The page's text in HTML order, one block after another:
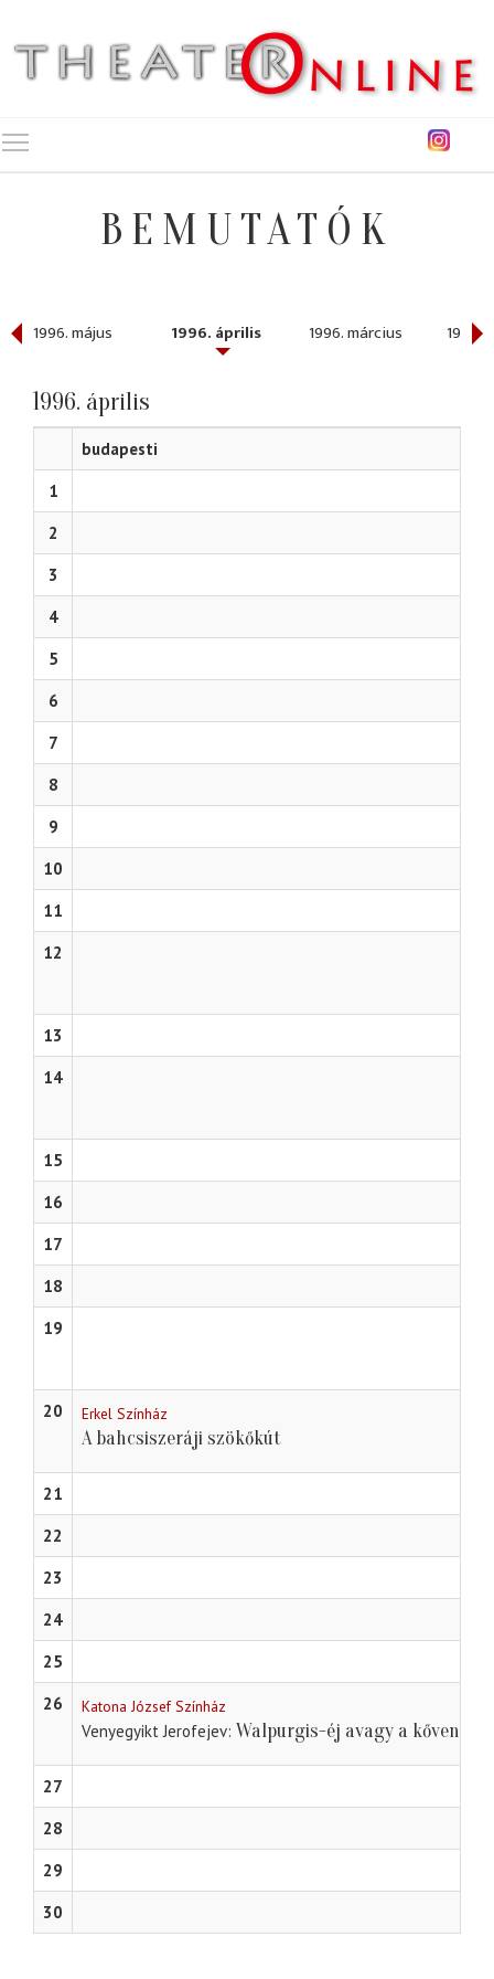
BEMUTATÓK
1996. május 1996. április 1996. március 1996.
1996. április
budapesti
1
2
3
4
5
6
7
8
9
10
11
12
13
14
15
16
17
18
19
20 Erkel Színház
A bahcsiszeráji szökőkút
21
22
23
24
25
26
Katona József Színház
Venyegyikt Jerofejev Walpurgis-éj avagy a
27
28
29
30